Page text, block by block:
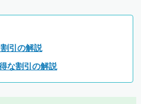
引の解説
な割引の解説